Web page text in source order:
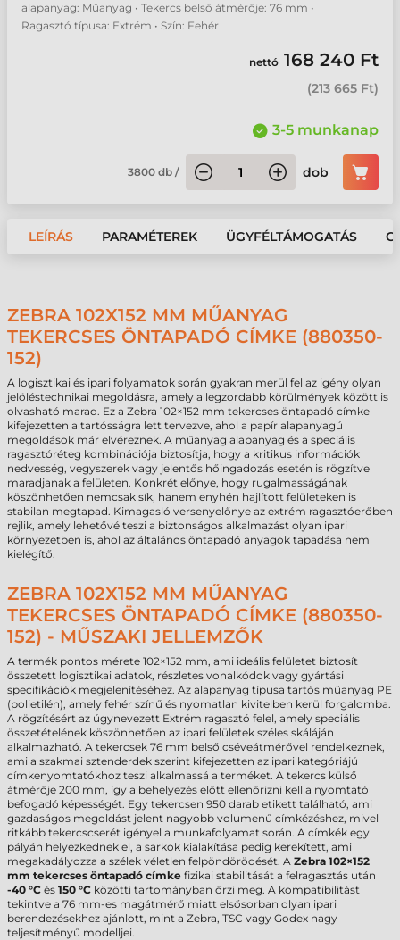
alapanyag: Műanyag • Tekercs belső átmérője: 76 mm •
Ragasztó típusa: Extrém • Szín: Fehér
nettó 168 240 Ft
(213 665 Ft)
3-5 munkanap
3800 db / dob
LEÍRÁS PARAMÉTEREK ÜGYFÉLTÁMOGATÁS
ZEBRA 102X152 MM MŰANYAG
TEKERCSES ÖNTAPADÓ CÍMKE (880350-
152)
A logisztikai és ipari folyamatok során gyakran merül fel az igény olyan
jelöléstechnikai megoldásra, amely a legzordabb körülmények között is
olvasható marad. Ez a Zebra 102×152 mm tekercses öntapadó címke
kifejezetten a tartósságra lett tervezve, ahol a papír alapanyagú
megoldások már elvéreznek. A műanyag alapanyag és a speciális
ragasztóréteg kombinációja biztosítja, hogy a kritikus információk
nedvesség, vegyszerek vagy jelentős hőingadozás esetén is rögzítve
maradjanak a felületen. Konkrét előnye, hogy rugalmasságának
köszönhetően nemcsak sík, hanem enyhén hajlított felületeken is
stabilan megtapad. Kimagasló versenyelőnye az extrém ragasztóerőben
rejlik, amely lehetővé teszi a biztonságos alkalmazást olyan ipari
környezetben is, ahol az általános öntapadó anyagok tapadása nem
kielégítő.
ZEBRA 102X152 MM MŰANYAG
TEKERCSES ÖNTAPADÓ CÍMKE (880350-
152) - MŰSZAKI JELLEMZŐK
A termék pontos mérete 102×152 mm, ami ideális felületet biztosít
összetett logisztikai adatok, részletes vonalkódok vagy gyártási
specifikációk megjelenítéséhez. Az alapanyag típusa tartós műanyag PE
(polietilén), amely fehér színű és nyomatlan kivitelben kerül forgalomba.
A rögzítésért az úgynevezett Extrém ragasztó felel, amely speciális
összetételének köszönhetően az ipari felületek széles skáláján
alkalmazható. A tekercsek 76 mm belső cséveátmérővel rendelkeznek,
ami a szakmai sztenderdek szerint kifejezetten az ipari kategóriájú
címkenyomtatókhoz teszi alkalmassá a terméket. A tekercs külső
átmérője 200 mm, így a behelyezés előtt ellenőrizni kell a nyomtató
befogadó képességét. Egy tekercsen 950 darab etikett található, ami
gazdaságos megoldást jelent nagyobb volumenű címkézéshez, mivel
ritkább tekercscserét igényel a munkafolyamat során. A címkék egy
pályán helyezkednek el, a sarkok kialakítása pedig kerekített, ami
megakadályozza a szélek véletlen felpöndörödését. A Zebra 102×152
mm tekercses öntapadó címke fizikai stabilitását a felragasztás után
-40 °C és 150 °C közötti tartományban őrzi meg. A kompatibilitást
tekintve a 76 mm-es magátmérő miatt elsősorban olyan ipari
berendezésekhez ajánlott, mint a Zebra, TSC vagy Godex nagy
teljesítményű modelljei.